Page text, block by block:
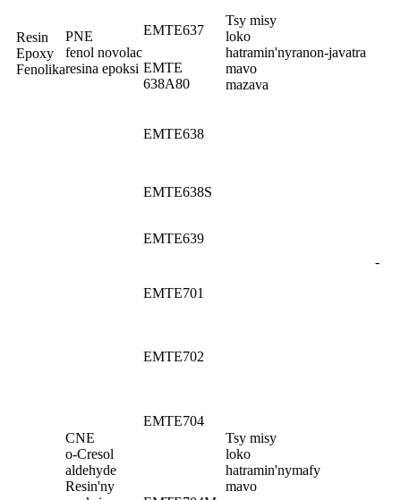
Resin
Epoxy
Fenolika
PNE
fenol novolac
resina epoksi
Tsy misy
loko
hatramin'ny
mavo
mazava
ranon-javatra
-
EMTE637
EMTE
638A80
EMTE638
EMTE638S
EMTE639
CNE
o-Cresol
aldehyde
Resin'ny
EMTE701
Tsy misy
loko
hatramin'ny
mavo
mafy
EMTE702
EMTE704